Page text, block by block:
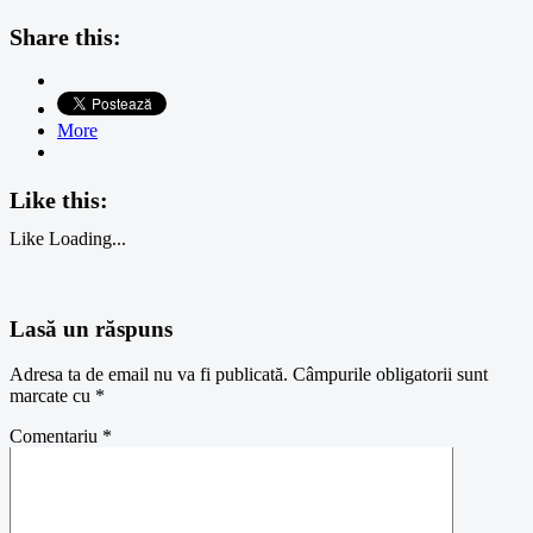
Share this:
More
Like this:
Like Loading...
Lasă un răspuns
Adresa ta de email nu va fi publicată. Câmpurile obligatorii sunt
marcate cu *
Comentariu *